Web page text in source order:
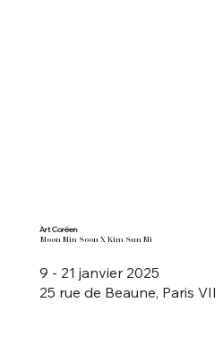
Art Coréen
Moon Min Soon X Kim Sun Mi
9 - 21 janvier 2025
25 rue de Beaune, Paris VII